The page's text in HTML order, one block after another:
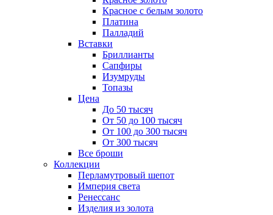
Красное с белым золото
Платина
Палладий
Вставки
Бриллианты
Сапфиры
Изумруды
Топазы
Цена
До 50 тысяч
От 50 до 100 тысяч
От 100 до 300 тысяч
От 300 тысяч
Все броши
Коллекции
Перламутровый шепот
Империя света
Ренессанс
Изделия из золота